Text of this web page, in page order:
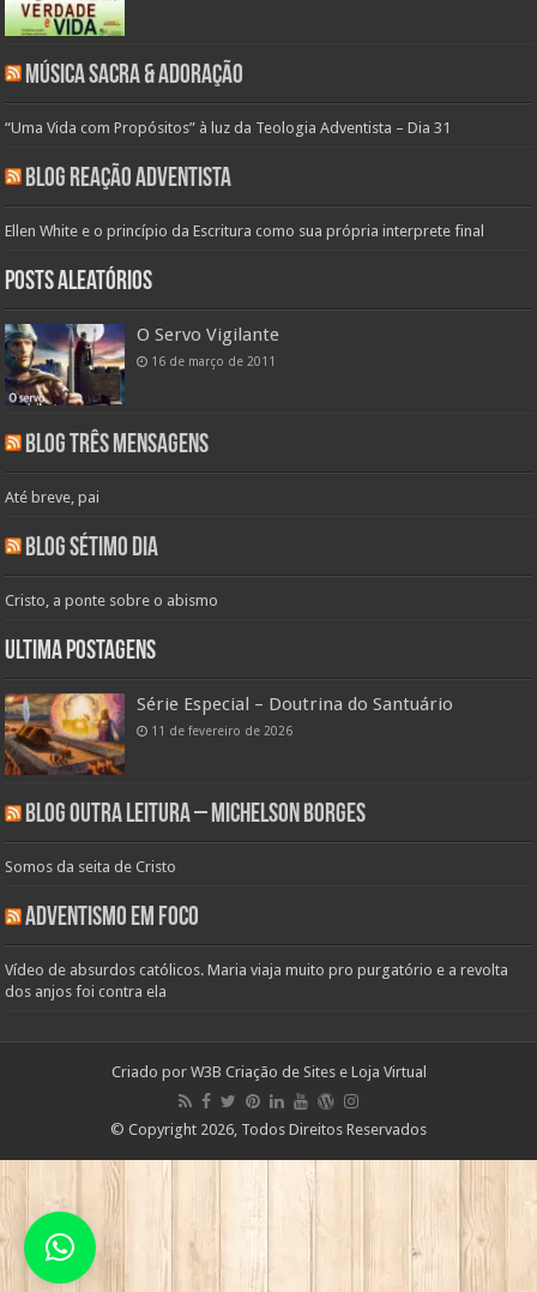
Música Sacra & Adoração
“Uma Vida com Propósitos” à luz da Teologia Adventista – Dia 31
Blog Reação Adventista
Ellen White e o princípio da Escritura como sua própria interprete final
Posts aleatórios
O Servo Vigilante
16 de março de 2011
Blog Três Mensagens
Até breve, pai
Blog Sétimo Dia
Cristo, a ponte sobre o abismo
Ultima Postagens
Série Especial – Doutrina do Santuário
11 de fevereiro de 2026
Blog Outra Leitura – Michelson Borges
Somos da seita de Cristo
Adventismo em Foco
Vídeo de absurdos católicos. Maria viaja muito pro purgatório e a revolta
dos anjos foi contra ela
Criado por W3B Criação de Sites e Loja Virtual
© Copyright 2026, Todos Direitos Reservados